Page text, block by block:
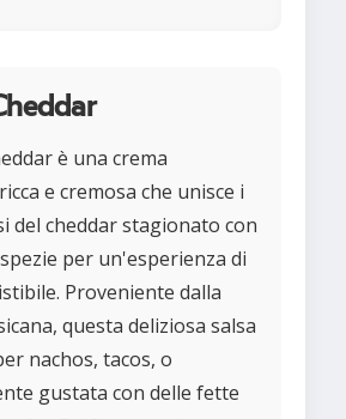
è una crema
e cremosa che unisce i
del cheddar stagionato con
per un'esperienza di
Proveniente dalla
questa deliziosa salsa
nachos, tacos, o
gustata con delle fette